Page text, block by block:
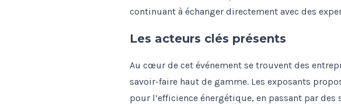
continuant à échanger directement avec des
Les acteurs clés présents
Au cœur de cet événement se trouvent des
savoir-faire haut de gamme. Les exposants
pour l’efficience énergétique, en passant par